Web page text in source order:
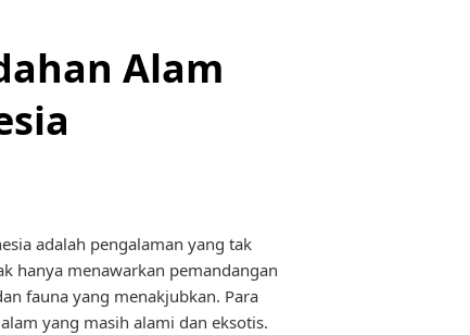
Alam
adalah pengalaman yang tak
hanya menawarkan pemandangan
fauna yang menakjubkan. Para
yang masih alami dan eksotis.